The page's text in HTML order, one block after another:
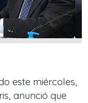
este miércoles,
anunció que